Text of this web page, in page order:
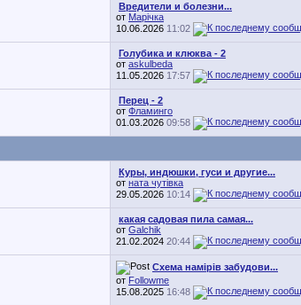
Вредители и болезни...
от Марічка
10.06.2026 11:02
Голубика и клюква - 2
от askulbeda
11.05.2026 17:57
Перец - 2
от Фламинго
01.03.2026 09:58
Куры, индюшки, гуси и другие...
от ната чутівка
29.05.2026 10:14
какая садовая пила самая...
от Galchik
21.02.2024 20:44
Схема намірів забудови...
от Followme
15.08.2025 16:48